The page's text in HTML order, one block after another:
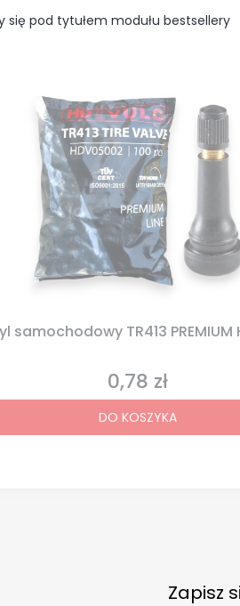
się pod tytułem modułu bestsellery
samochodowy TR413 PREMIUM
Cena
0,78 zł
DO KOSZYKA
Zapisz